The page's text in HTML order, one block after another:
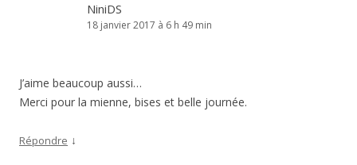
NiniDS
18 janvier 2017 à 6 h 49 min
J’aime beaucoup aussi…
Merci pour la mienne, bises et belle journée.
Répondre ↓